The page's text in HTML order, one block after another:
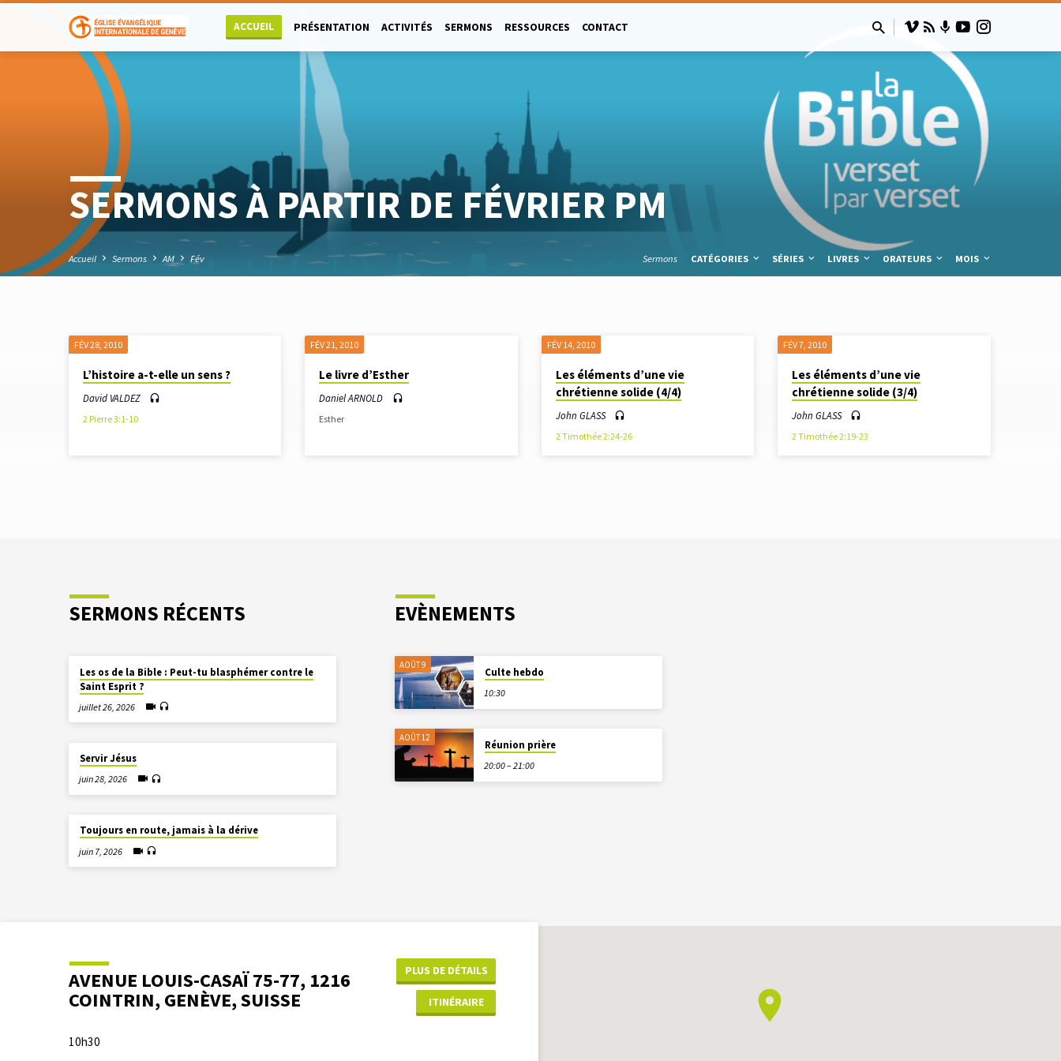
ACCUEIL PRÉSENTATION ACTIVITÉS SERMONS RESSOURCES CONTACT
SERMONS À PARTIR DE FÉVRIER PM
Accueil Sermons AM Fév Sermons CATÉGORIES SÉRIES LIVRES ORATEURS MOIS
SERMONS
À
FÉV 28, 2010
L’histoire a-t-elle un sens ?
David VALDEZ
2 Pierre 3:1-10
FÉV 21, 2010
Le livre d’Esther
Daniel ARNOLD
Esther
FÉV 14, 2010
Les éléments d’une vie
chrétienne solide (4/4)
John GLASS
2 Timothée 2:24-26
FÉV 7, 2010
Les éléments d’une vie
chrétienne solide (3/4)
John GLASS
2 Timothée 2:19-23
SERMONS RÉCENTS
Les os de la Bible : Peut-tu blasphémer contre le
Saint Esprit ?
juillet 26, 2026
Servir Jésus
juin 28, 2026
Toujours en route, jamais à la dérive
juin 7, 2026
EVÈNEMENTS
AOÛT 9
Culte hebdo
10:30
AOÛT 12
Réunion prière
20:00 – 21:00
AVENUE LOUIS-CASAÏ 75-77, 1216
COINTRIN, GENÈVE, SUISSE
PLUS DE DÉTAILS
ITINÉRAIRE
10h30